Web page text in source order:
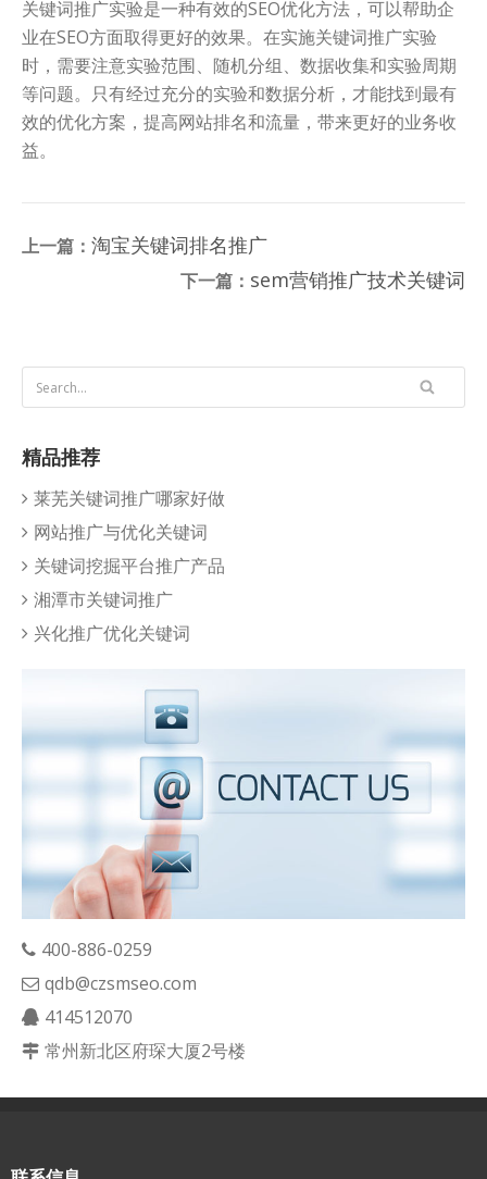
关键词推广实验是一种有效的SEO优化方法，可以帮助企
业在SEO方面取得更好的效果。在实施关键词推广实验
时，需要注意实验范围、随机分组、数据收集和实验周期
等问题。只有经过充分的实验和数据分析，才能找到最有
效的优化方案，提高网站排名和流量，带来更好的业务收
益。
上一篇： 淘宝关键词排名推广
下一篇： sem营销推广技术关键词
精品推荐
莱芜关键词推广哪家好做
网站推广与优化关键词
关键词挖掘平台推广产品
湘潭市关键词推广
兴化推广优化关键词
400-886-0259
qdb@czsmseo.com
414512070
常州新北区府琛大厦2号楼